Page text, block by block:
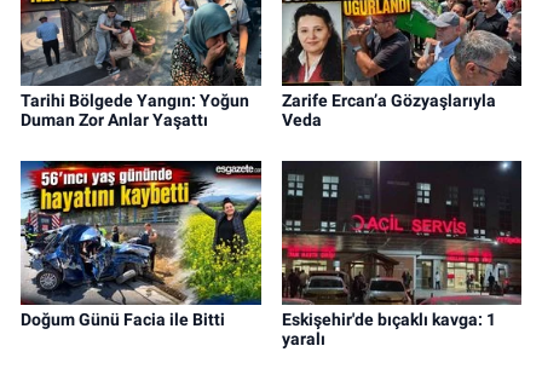
Tarihi Bölgede Yangın: Yoğun
Duman Zor Anlar Yaşattı
Zarife Ercan’a Gözyaşlarıyla
Veda
Doğum Günü Facia ile Bitti
Eskişehir'de bıçaklı kavga: 1
yaralı